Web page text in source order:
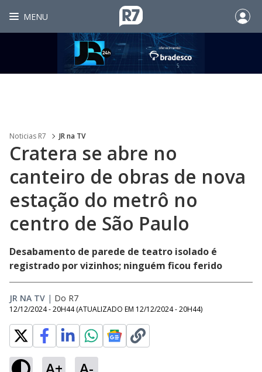
MENU
Noticias R7 JR na TV
Cratera se abre no
canteiro de obras de nova
estação do metrô no
centro de São Paulo
Desabamento de parede de teatro isolado é
registrado por vizinhos; ninguém ficou ferido
JR NA TV | Do R7
12/12/2024 - 20H44 (ATUALIZADO EM 12/12/2024 - 20H44)